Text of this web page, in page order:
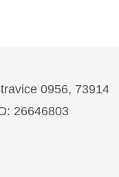
0956, 73914
26646803